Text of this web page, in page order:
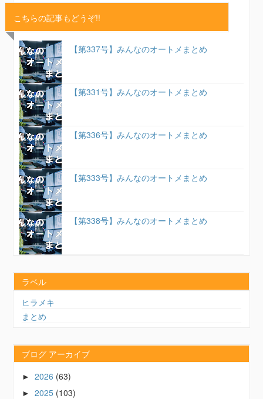
こちらの記事もどうぞ!!
【第337号】みんなのオートメまとめ
【第331号】みんなのオートメまとめ
【第336号】みんなのオートメまとめ
【第333号】みんなのオートメまとめ
【第338号】みんなのオートメまとめ
ラベル
ヒラメキ
まとめ
ブログ アーカイブ
►2026 (63)
►2025 (103)